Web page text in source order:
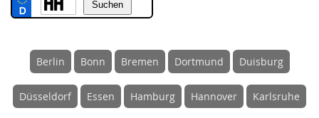
Berlin Bonn Bremen Dortmund Duisburg
Düsseldorf Essen Hamburg Hannover Karlsruhe